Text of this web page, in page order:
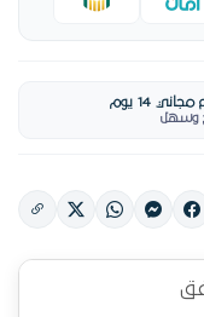
مجاني 14 يوم
وسهل